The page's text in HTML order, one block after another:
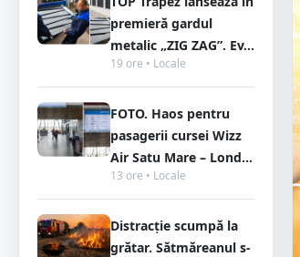
premieră gardul
metalic „ZIG ZAG”. Ev...
19 ore • Locale
FOTO. Haos pentru
pasagerii cursei Wizz
Air Satu Mare – Lond...
13 ore • Locale
Distracție scumpă la
grătar. Sătmăreanul s-